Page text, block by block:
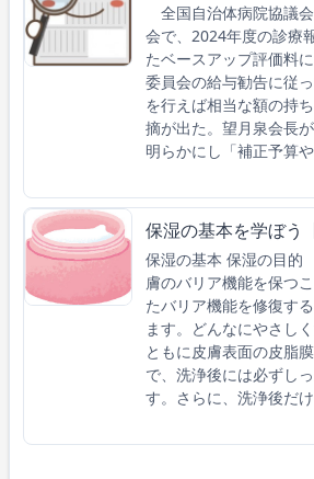
全国自治体病院協議
会で、2024年度の診療
たベースアップ評価料
委員会の給与勧告に従
を行えば相当な額の持
摘が出た。望月泉会長
明らかにし「補正予算
保湿の基本を学ぼう
保湿の基本 保湿の目
膚のバリア機能を保つ
たバリア機能を修復す
ます。どんなにやさし
ともに皮膚表面の皮脂
で、洗浄後には必ずし
す。さらに、洗浄後だ